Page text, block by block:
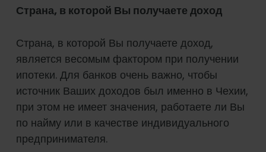
Страна, в которой Вы получаете доход
Страна, в которой Вы получаете доход,
является весомым фактором при получении
ипотеки. Для банков очень важно, чтобы
источник Ваших доходов был именно в Чехии,
при этом не имеет значения, работаете ли Вы
по найму или в качестве индивидуального
предпринимателя.